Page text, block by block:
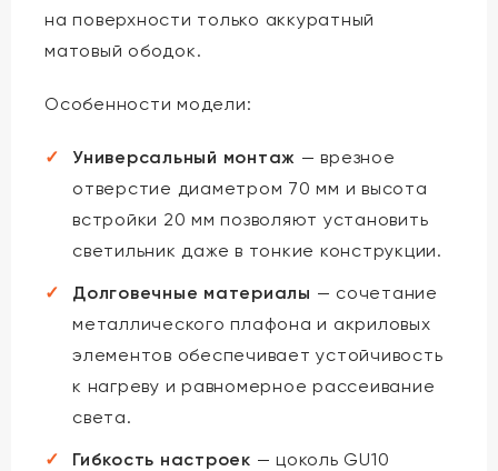
на поверхности только аккуратный
матовый ободок.
Особенности модели:
Универсальный монтаж — врезное
отверстие диаметром 70 мм и высота
встройки 20 мм позволяют установить
светильник даже в тонкие конструкции.
Долговечные материалы — сочетание
металлического плафона и акриловых
элементов обеспечивает устойчивость
к нагреву и равномерное рассеивание
света.
Гибкость настроек — цоколь GU10